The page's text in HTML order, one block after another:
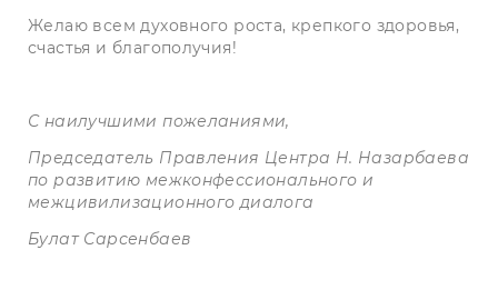
Желаю всем духовного роста, крепкого здоровья,
счастья и благополучия!
С наилучшими пожеланиями,
Председатель Правления Центра Н. Назарбаева
по развитию межконфессионального и
межцивилизационного диалога
Булат Сарсенбаев